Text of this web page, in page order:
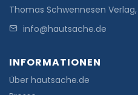
Thomas Schwennesen
info@hautsache.de
INFORMATIONEN
Über hautsache.de